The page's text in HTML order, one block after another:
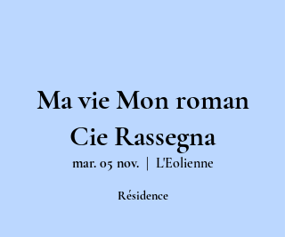
Ma vie Mon roman
Cie Rassegna
mar. 05 nov.
  |
L'Eolienne
Résidence